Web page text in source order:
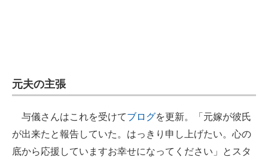
元夫の主張
与儀さんはこれを受けてブログを更新。「元嫁が彼氏
が出来たと報告していた。はっきり申し上げたい。心の
底から応援していますお幸せになってください」とスタ